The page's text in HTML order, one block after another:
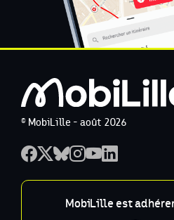
© MobiLille - août 2026
MobiLille est